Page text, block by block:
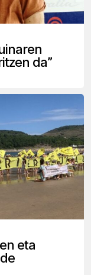
da”
eta